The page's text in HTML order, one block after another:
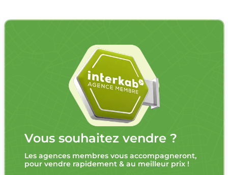
Vous souhaitez vendre ?
Les agences membres vous accompagneront,
pour vendre rapidement & au meilleur prix !